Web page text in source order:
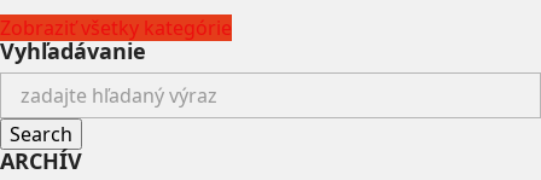
Zobraziť všetky kategórie
Vyhľadávanie
ARCHÍV